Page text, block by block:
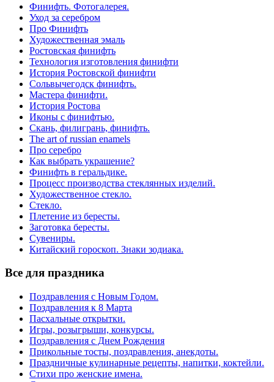
Финифть. Фотогалерея.
Уход за серебром
Про Финифть
Художественная эмаль
Ростовская финифть
Технология изготовления финифти
История Ростовской финифти
Сольвычегодск финифть.
Мастера финифти.
История Ростова
Иконы с финифтью.
Скань, филигрань, финифть.
The art of russian enamels
Про серебро
Как выбрать украшение?
Финифть в геральдике.
Процесс производства стеклянных изделий.
Художественное стекло.
Стекло.
Плетение из бересты.
Заготовка бересты.
Сувениры.
Китайский гороскоп. Знаки зодиака.
Все для праздника
Поздравления с Новым Годом.
Поздравления к 8 Марта
Пасхальные открытки.
Игры, розыгрыши, конкурсы.
Поздравления с Днем Рождения
Прикольные тосты, поздравления, анекдоты.
Праздничные кулинарные рецепты, напитки, коктейли.
Стихи про женские имена.